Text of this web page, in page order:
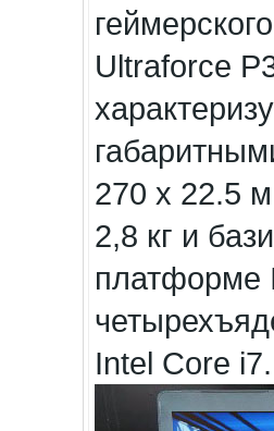
Ultraforce
270 x 22.5
2,8 кг и
платформе
Intel Core i7.